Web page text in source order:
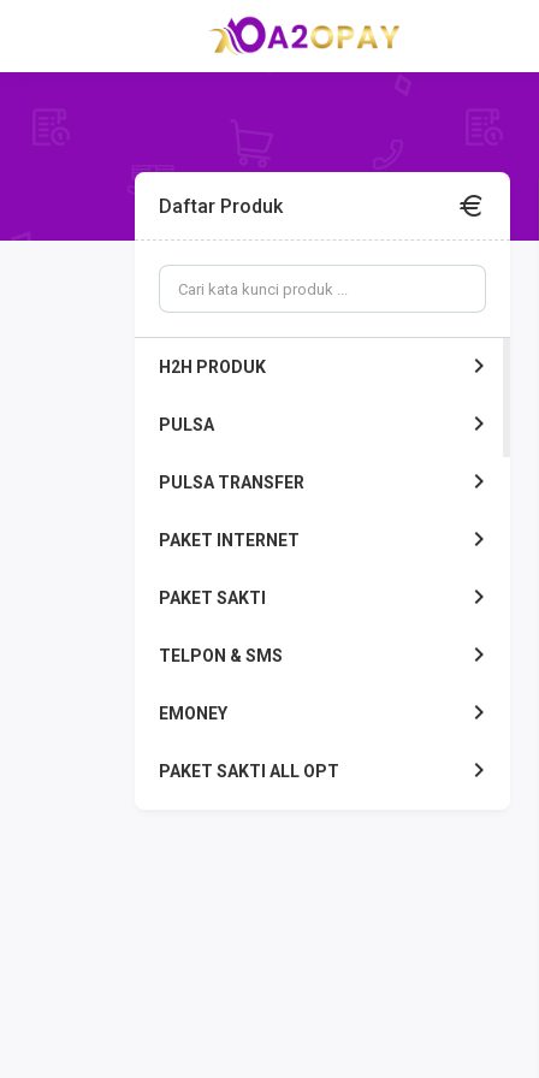
Daftar Produk
H2H PRODUK
PULSA
PULSA TRANSFER
PAKET INTERNET
PAKET SAKTI
TELPON & SMS
EMONEY
PAKET SAKTI ALL OPT